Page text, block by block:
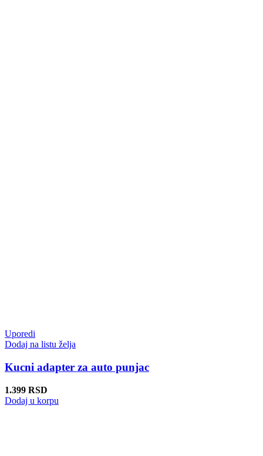
Uporedi
Dodaj na listu želja
Kucni adapter za auto punjac
1.399 RSD
Dodaj u korpu